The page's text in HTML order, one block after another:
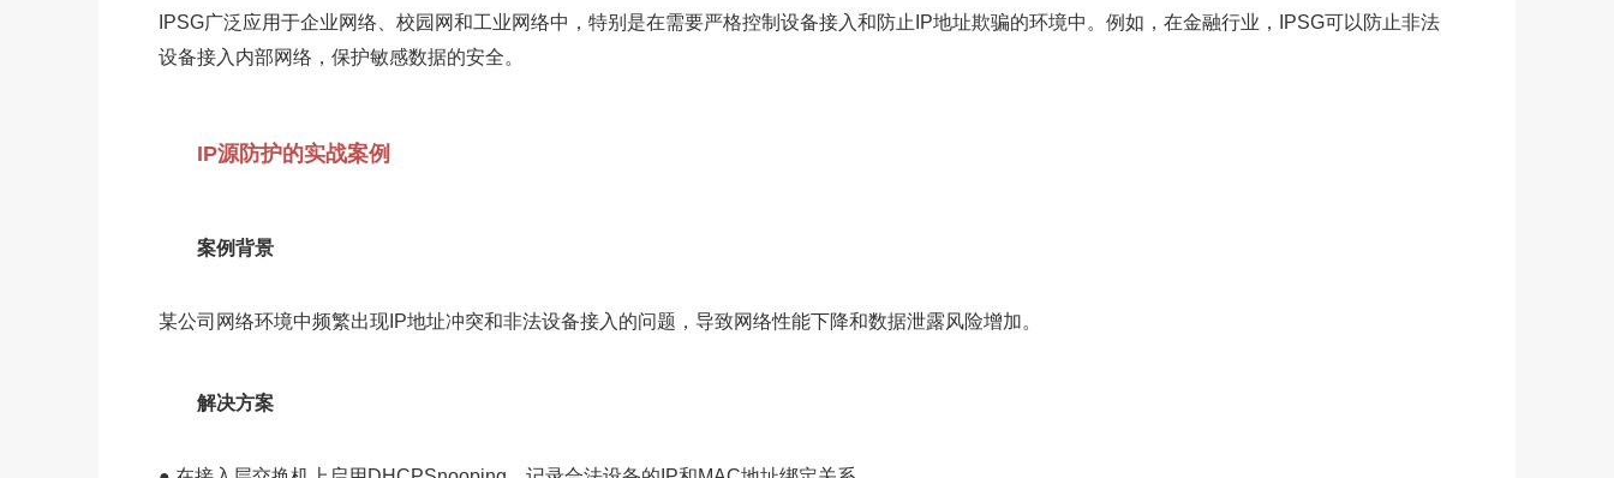
IPSG广泛应用于企业网络、校园网和工业网络中，特别是在需要严格控制设备接入和防止IP地址欺骗的环境中。例如，在金融行业，IPSG可以防止非法
设备接入内部网络，保护敏感数据的安全。
IP源防护的实战案例
案例背景
某公司网络环境中频繁出现IP地址冲突和非法设备接入的问题，导致网络性能下降和数据泄露风险增加。
解决方案